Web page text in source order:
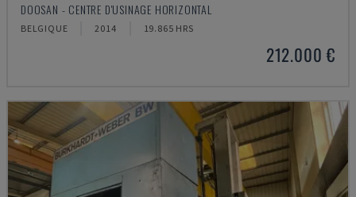
DOOSAN - CENTRE D'USINAGE HORIZONTAL
BELGIQUE 2014 19.865 HRS
212.000 €